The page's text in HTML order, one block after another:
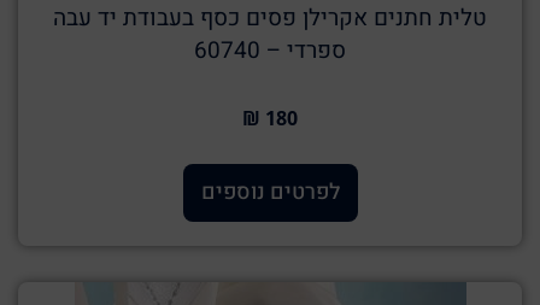
טלית חתנים אקרילן פסים כסף בעבודת יד עבה
ספרדי – 60740
180 ₪
לפרטים נוספים